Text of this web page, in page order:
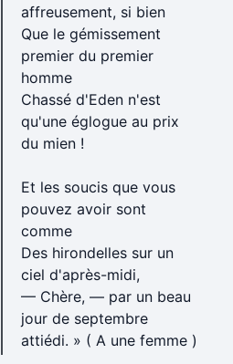
affreusement, si bien
Que le gémissement
premier du premier
homme
Chassé d'Eden n'est
qu'une églogue au prix
du mien !
Et les soucis que vous
pouvez avoir sont
comme
Des hirondelles sur un
ciel d'après-midi,
— Chère, — par un beau
jour de septembre
attiédi. » ( A une femme )